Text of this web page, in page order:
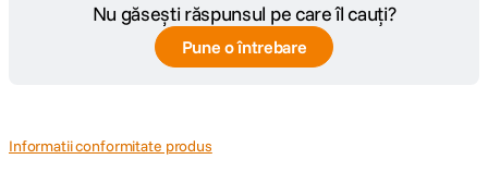
Nu găsești răspunsul pe care îl cauți?
Pune o întrebare
Informatii conformitate produs